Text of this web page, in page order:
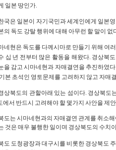
일본 땅인가.
국은 일본이 자기국민과 세계인에게 일본
의 독도 강탈 행위에 대해 아무런 할 말이 없
네현은 독도를 다께시마로 만들기 위해 여
십 년 전부터 많은 활동을 해왔다. 경상북
을 감고 시마네현과 자매결연을 추진하였
본 초석인 영토문제를 고려하지 않고 자매
상북도의 관할아래 있는 섬이다. 경상북도
에서 반드시 고려해야 할 몇가지 사안을 제
도는 시마네현과의 자매결연 관계를 취소
것은 매우 불행한 일이며 경상북도의 수치
도 도청광장과 대구시를 비롯한 경상북도